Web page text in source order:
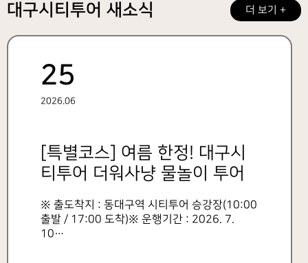
대구시티투어 새소식 더 보기 +
25
2026.06
[특별코스] 여름 한정! 대구시
티투어 더워사냥 물놀이 투어
※ 출도착지 : 동대구역 시티투어 승강장(10:00
출발 / 17:00 도착)※ 운행기간 : 2026. 7.
10…